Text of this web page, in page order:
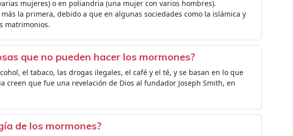
mujeres) o en poliandria (una mujer con varios hombres).
la primera, debido a que en algunas sociedades como la islámica y
matrimonios.
que no pueden hacer los mormones?
el tabaco, las drogas ilegales, el café y el té, y se basan en lo que
creen que fue una revelación de Dios al fundador Joseph Smith, en
de los mormones?